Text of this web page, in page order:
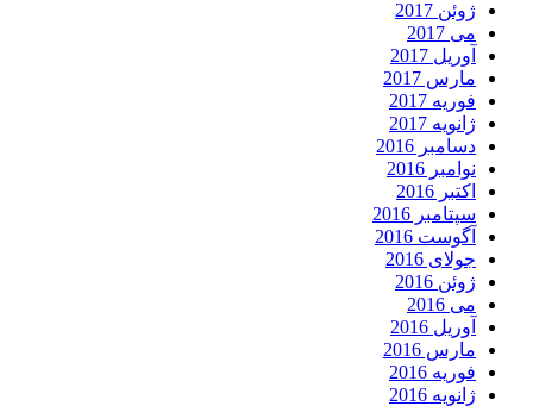
ژوئن 2017
می 2017
آوریل 2017
مارس 2017
فوریه 2017
ژانویه 2017
دسامبر 2016
نوامبر 2016
اکتبر 2016
سپتامبر 2016
آگوست 2016
جولای 2016
ژوئن 2016
می 2016
آوریل 2016
مارس 2016
فوریه 2016
ژانویه 2016